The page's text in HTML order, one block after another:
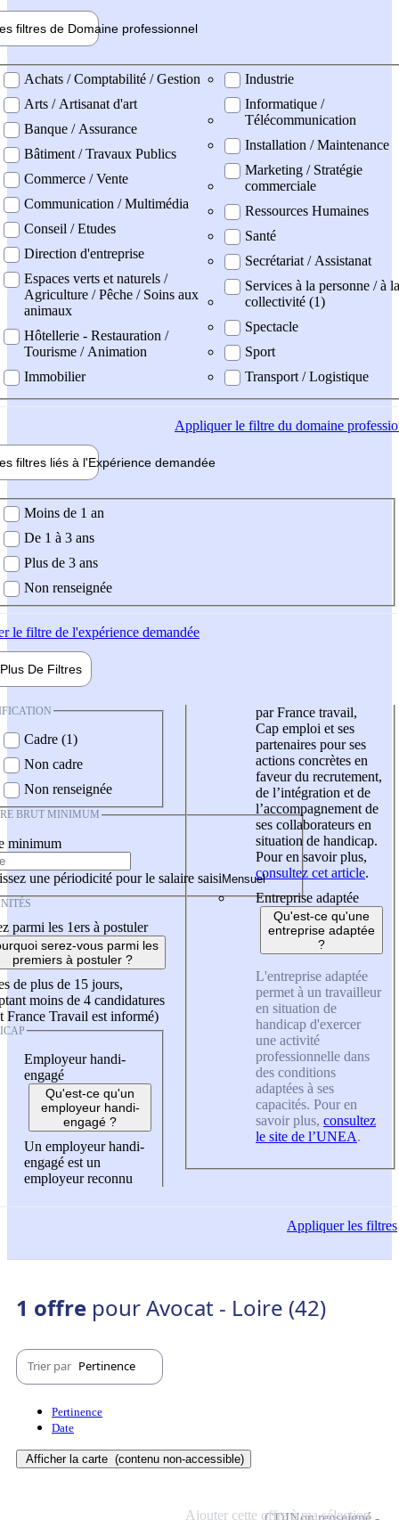
filtres de Domaine professionnel
professionel
Achats / Comptabilité / Gestion
Arts / Artisanat d'art
Banque / Assurance
Bâtiment / Travaux Publics
Commerce / Vente
Communication / Multimédia
Conseil / Etudes
Direction d'entreprise
Espaces verts et naturels /
Agriculture / Pêche / Soins aux
animaux
Hôtellerie - Restauration /
Tourisme / Animation
Immobilier
Industrie
Informatique /
Télécommunication
Installation / Maintenance
Marketing / Stratégie
commerciale
Ressources Humaines
Santé
Secrétariat / Assistanat
Services à la personne / à la
collectivité (1)
Spectacle
Sport
Transport / Logistique
Appliquerle filtre du domaine
filtres liés à l'Expérience demandée
demandée
Moins de 1 an
De 1 à 3 ans
Plus de 3 ans
Non renseignée
le filtre de l'expérience demandée
Plus De Filtres
Cadre (1)
Non cadre
Non renseignée
BRUT MINIMUM
minimum
une périodicité pour le salaire saisi
parmi les 1ers à postuler
serez-vous parmi les
premiers à postuler ?
de plus de 15 jours,
moins de 4 candidatures
France Travail est informé)
Employeur handi-
engagé
Qu'est-ce qu'un
employeur handi-
engagé ?
Un employeur handi-
engagé est un
employeur reconnu
par France travail,
Cap emploi et ses
partenaires pour ses
actions concrètes en
faveur du recrutement,
de l’intégration et de
l’accompagnement de
ses collaborateurs en
situation de handicap.
Pour en savoir plus,
consultez cet article.
Entreprise adaptée
Qu'est-ce qu'une
entreprise adaptée
?
L'entreprise adaptée
permet à un travailleur
en situation de
handicap d'exercer
une activité
professionnelle dans
des conditions
adaptées à ses
capacités. Pour en
savoir plus, consultez
le site de l’UNEA.
Appliquerles filtres
1 offre pour Avocat - Loire (42)
Trier par Pertinence
Pertinence
Date
Afficher la carte (contenu non-accessible)
Ajouter cette offre à ma sélection